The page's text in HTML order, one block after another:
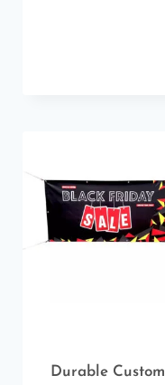
Durable Custom